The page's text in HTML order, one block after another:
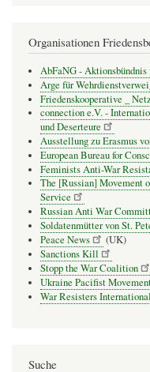
Organisationen
AbFaNG -
Arge für
Friedenskooperative _
connection e.V. -
und Deser­teure
Ausstellung zu Erasmus
European Bureau for
Feminists Anti-War
The [Russian] Movement
Service
Russian Anti War
Soldatenmütter von St.
Peace News
(UK)
Sanctions Kill
Stopp the War Coalition
Ukraine Pacifist
War Resisters International
Suche